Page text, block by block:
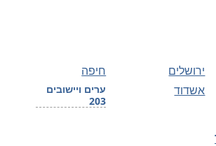
חיפה ירושלים
ערים ויישובים
203
אשדוד